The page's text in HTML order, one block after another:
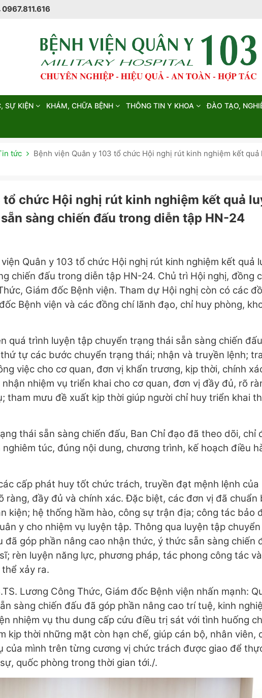
0967.811.616
SỰ KIỆN KHÁM, CHỮA BỆNH THÔNG TIN Y KHOA ĐÀO TẠO,
tức
Bệnh viện Quân y 103 tổ chức Hội nghị rút kinh nghiệm kết
tổ chức Hội nghị rút kinh nghiệm kết quả
sàng chiến đấu trong diễn tập HN-24
Quân y 103 tổ chức Hội nghị rút kinh nghiệm kết quả
chiến đấu trong diễn tập HN-24. Chủ trì Hội nghị, đồng
Giám đốc Bệnh viện. Tham dự Hội nghị còn có các
Bệnh viện và các đồng chí lãnh đạo, chỉ huy phòng,
quá trình luyện tập chuyển trạng thái sẵn sàng chiến
tự các bước chuyển trạng thái; nhận và truyền lệnh;
việc cho cơ quan, đơn vị khẩn trương, kịp thời, chính
nhiệm vụ triển khai cho cơ quan, đơn vị đầy đủ, rõ
tham mưu đề xuất kịp thời giúp người chỉ huy triển khai
thái sẵn sàng chiến đấu, Ban Chỉ đạo đã theo dõi, chỉ
túc, đúng nội dung, chương trình, kế hoạch điều
cấp phát huy tốt chức trách, truyền đạt mệnh lệnh của
ràng, đầy đủ và chính xác. Đặc biệt, các đơn vị đã chuẩn
kiện; hệ thống hầm hào, công sự trận địa; công tác bảo
y cho nhiệm vụ luyện tập. Thông qua luyện tập chuyển
đã góp phần nâng cao nhận thức, ý thức sẵn sàng chiến
rèn luyện năng lực, phương pháp, tác phong công tác
xảy ra.
Lương Công Thức, Giám đốc Bệnh viện nhấn mạnh:
sàng chiến đấu đã góp phần nâng cao trí tuệ, kinh
nhiệm vụ thu dung cấp cứu điều trị sát với tình huống
kịp thời những mặt còn hạn chế, giúp cán bộ, nhân viên,
của mình trên từng cương vị chức trách được giao để
quốc phòng trong thời gian tới./.